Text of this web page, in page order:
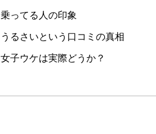
乗ってる人の印象
うるさいという口コミの真相
女子ウケは実際どうか？